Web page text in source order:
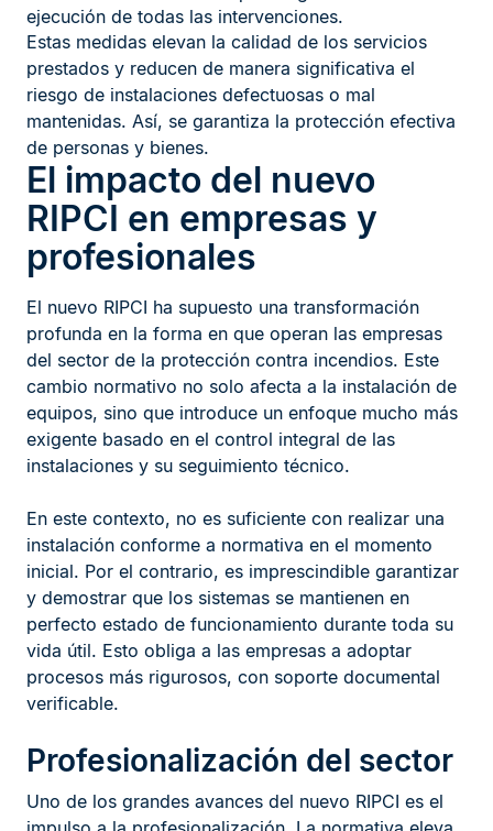
ejecución de todas las intervenciones.
Estas medidas elevan la calidad de los servicios
prestados y reducen de manera significativa el
riesgo de instalaciones defectuosas o mal
mantenidas. Así, se garantiza la protección efectiva
de personas y bienes.
El impacto del nuevo
RIPCI en empresas y
profesionales
El nuevo RIPCI ha supuesto una transformación
profunda en la forma en que operan las empresas
del sector de la protección contra incendios. Este
cambio normativo no solo afecta a la instalación de
equipos, sino que introduce un enfoque mucho más
exigente basado en el control integral de las
instalaciones y su seguimiento técnico.
En este contexto, no es suficiente con realizar una
instalación conforme a normativa en el momento
inicial. Por el contrario, es imprescindible garantizar
y demostrar que los sistemas se mantienen en
perfecto estado de funcionamiento durante toda su
vida útil. Esto obliga a las empresas a adoptar
procesos más rigurosos, con soporte documental
verificable.
Profesionalización del sector
Uno de los grandes avances del nuevo RIPCI es el